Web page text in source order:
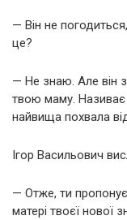
— Він не
це?
— Не знаю. Але він
твою маму. Називає
найвища похвала
Ігор Васильович
— Отже, ти
матері твоєї нової